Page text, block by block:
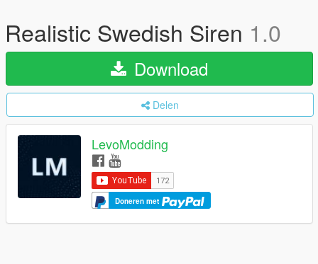
Realistic Swedish Siren 1.0
Download
Delen
LevoModding
Doneren met